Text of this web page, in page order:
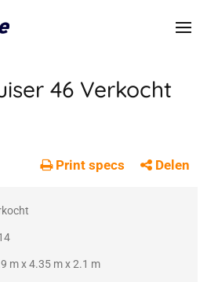
46 Verkocht
Print specs Delen
m x 4.35 m x 2.1 m